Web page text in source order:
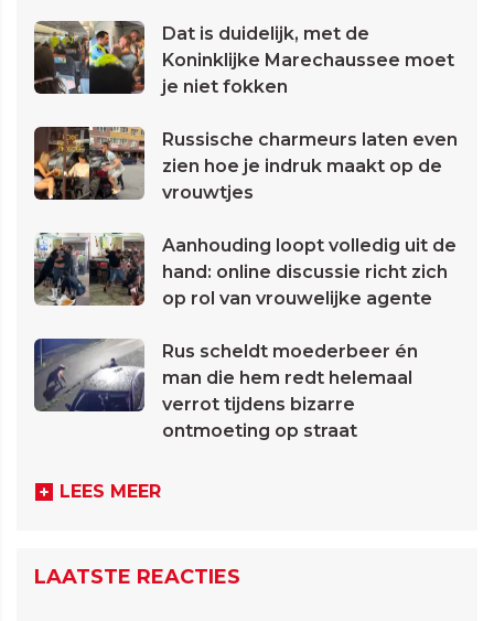
Dat is duidelijk, met de
Koninklijke Marechaussee moet
je niet fokken
Russische charmeurs laten even
zien hoe je indruk maakt op de
vrouwtjes
Aanhouding loopt volledig uit de
hand: online discussie richt zich
op rol van vrouwelijke agente
Rus scheldt moederbeer én
man die hem redt helemaal
verrot tijdens bizarre
ontmoeting op straat
LEES MEER
LAATSTE REACTIES